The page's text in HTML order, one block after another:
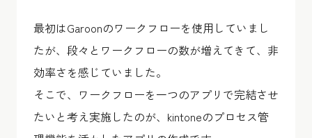
最初はGaroonのワークフローを使用していまし
たが、段々とワークフローの数が増えてきて、非
効率さを感じていました。
そこで、ワークフローを一つのアプリで完結させ
たいと考え実施したのが、kintoneのプロセス管